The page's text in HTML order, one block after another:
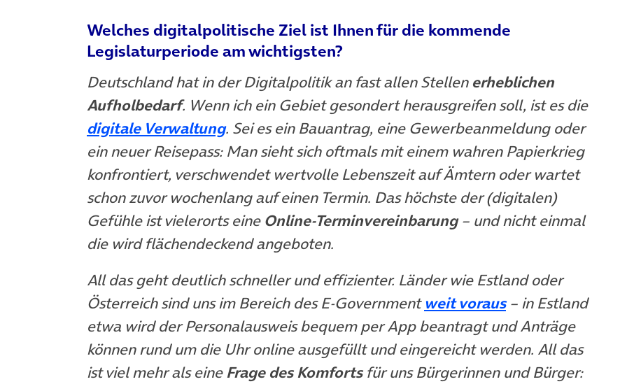
Welches digitalpolitische Ziel ist Ihnen für die kommende
Legislaturperiode am wichtigsten?
Deutschland hat in der Digitalpolitik an fast allen Stellen erheblichen
Aufholbedarf. Wenn ich ein Gebiet gesondert herausgreifen soll, ist es die
digitale Verwaltung(öffnet in neuem Tab)
. Sei es ein Bauantrag, eine Gewerbeanmeldung oder
ein neuer Reisepass: Man sieht sich oftmals mit einem wahren Papierkrieg
konfrontiert, verschwendet wertvolle Lebenszeit auf Ämtern oder wartet
schon zuvor wochenlang auf einen Termin. Das höchste der (digitalen)
Gefühle ist vielerorts eine Online-Terminvereinbarung– und nicht einmal
die wird flächendeckend angeboten.
All das geht deutlich schneller und effizienter. Länder wie Estland oder
Österreich sind uns im Bereich des E-Governmentweit voraus(öffnet in neuem
– in Estland
etwa wird der Personalausweis bequem per App beantragt und Anträge
können rund um die Uhr online ausgefüllt und eingereicht werden. All das
ist viel mehr als eineFrage des Komfortsfür uns Bürgerinnen und Bürger: